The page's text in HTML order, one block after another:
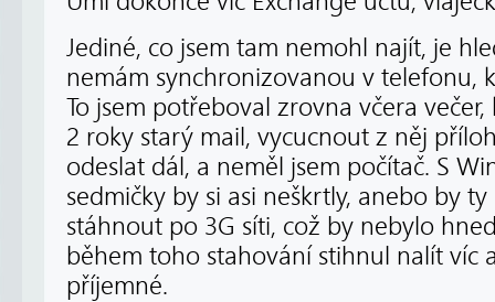
Jediné, co jsem tam nemohl najít, je
nemám synchronizovanou v telefonu,
To jsem potřeboval zrovna včera
2 roky starý mail, vycucnout z něj
odeslat dál, a neměl jsem počítač. S
sedmičky by si asi neškrtly, anebo by
stáhnout po 3G síti, což by nebylo
během toho stahování stihnul nalít víc
příjemné.